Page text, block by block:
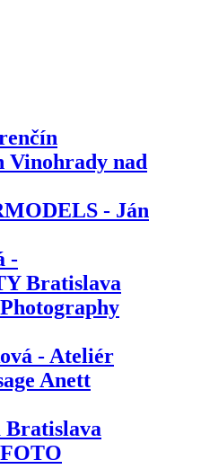
Vinohrady nad
- Ján
-
Bratislava
- Ateliér
Anett
Bratislava